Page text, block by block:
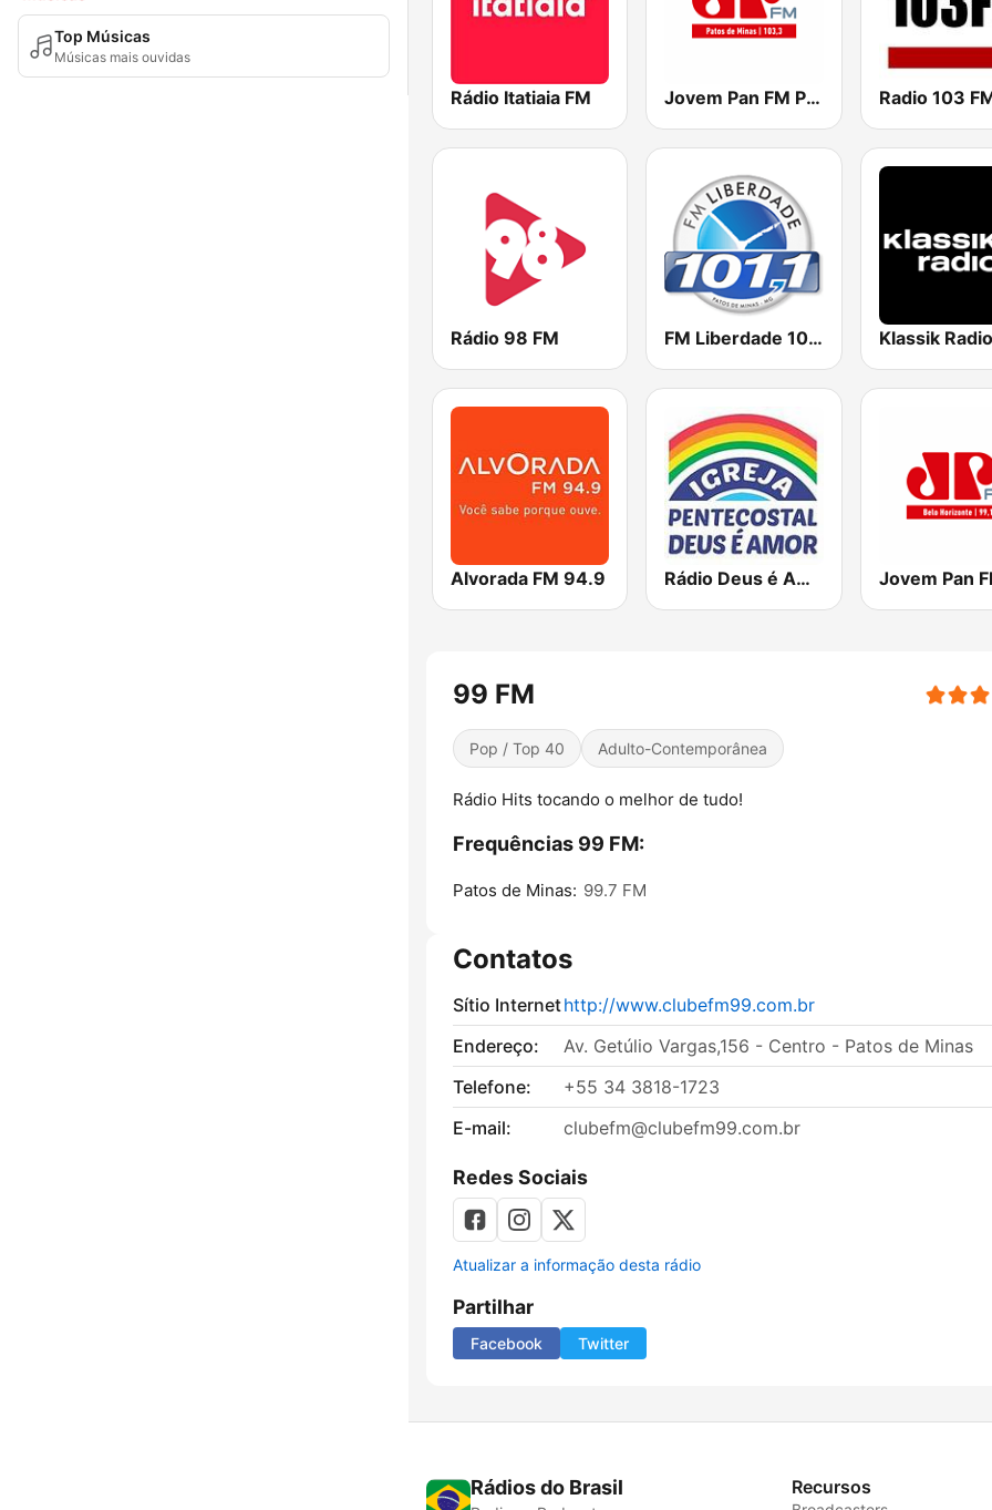
Top Músicas
Músicas mais ouvidas
Rádio Itatiaia FM Jovem Pan FM Patos de Minas Radio 103
Rádio 98 FM FM Liberdade 101.1 Klassik Radio
Alvorada FM 94.9 Rádio Deus é Amor
99 FM
Pop / Top 40 Adulto-Contemporânea
Rádio Hits tocando o melhor de tudo!
Frequências 99 FM:
Patos de Minas: 99.7 FM
Contatos
Sítio Internethttp://www.clubefm99.com.br
Endereço:
Av. Getúlio Vargas,156 - Centro - Patos de Minas
Telefone:
+55 34 3818-1723
E-mail:
clubefm@clubefm99.com.br
Redes Sociais
Atualizar a informação desta rádio
Partilhar
Facebook Twitter
Rádios do Brasil Recursos